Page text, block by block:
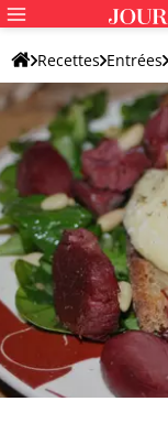
Recettes Entrées